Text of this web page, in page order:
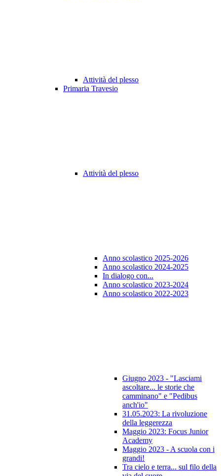
Attività del plesso
Primaria Travesio
Attività del plesso
Anno scolastico 2025-2026
Anno scolastico 2024-2025
In dialogo con...
Anno scolastico 2023-2024
Anno scolastico 2022-2023
Giugno 2023 - "Lasciami
ascoltare... le storie che
camminano" e "Pedibus
anch'io"
31.05.2023: La rivoluzione
della leggerezza
Maggio 2023: Focus Junior
Academy
Maggio 2023 - A scuola con i
grandi!
Tra cielo e terra... sul filo della